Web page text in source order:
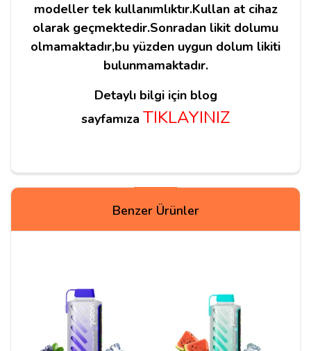
modeller tek kullanımlıktır.Kullan at cihaz
olarak geçmektedir.Sonradan likit dolumu
olmamaktadır,bu yüzden uygun dolum likiti
bulunmamaktadır.
Detaylı bilgi için blog
sayfamıza TIKLAYINIZ
Yorum Yapın
Yorumunuz*
Benzer Ürünler